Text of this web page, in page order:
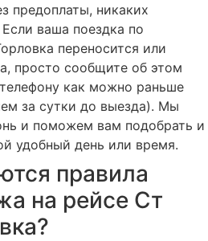
предоплаты, никаких
ваша поездка по
переносится или
просто сообщите об этом
как можно раньше
за сутки до выезда). Мы
и поможем вам подобрать и
удобный день или время.
правила
на рейсе Ст